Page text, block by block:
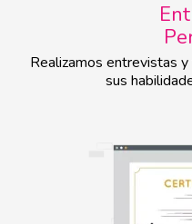
Realizamos entrevistas
sus